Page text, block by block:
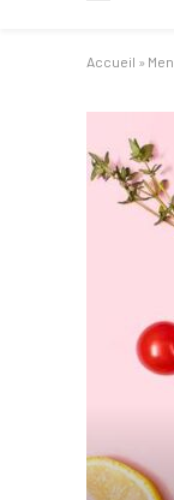
Accueil »